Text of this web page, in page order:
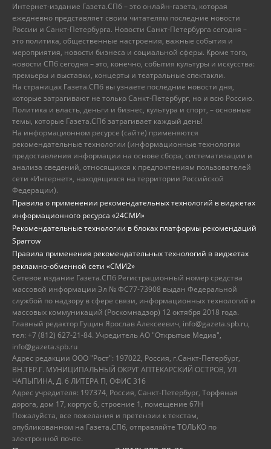
Интернет-издание Газета.СПб – это онлайн-газета, которая
ежедневно представляет своим читателям последние новости
России и Санкт-Петербурга. Новости Санкт-Петербурга сегодня –
это политика, общественные настроения, важные события и
мероприятия, новости бизнеса и социальной сферы. Кроме того,
новости СПб сегодня – это, конечно, события культуры и искусства:
премьеры и выставки, концерты и театральные спектакли.
На страницах Газета.СПб вы узнаете последние новости дня,
которые затрагивают не только Санкт-Петербург, но и всю Россию.
Политика и власть, деньги и бизнес, культура и спорт, – основные
темы, которые Газета.СПб затрагивает каждый день!
На информационном ресурсе (сайте) применяются
рекомендательные технологии (информационные технологии
предоставления информации на основе сбора, систематизации и
анализа сведений, относящихся к предпочтениям пользователей
сети «Интернет», находящихся на территории Российской
Федерации).
Правила о применении рекомендательных технологий в виджетах
информационного ресурса «24СМИ»
Рекомендательные технологии в блоках платформы рекомендаций
Sparrow
Правила применения рекомендательных технологий в виджетах
рекламно-обменной сети «СМИ2»
Сетевое издание Газета.СПб Регистрационный номер средства
массовой информации Эл № ФС77-73908 выдан Федеральной
службой по надзору в сфере связи, информационных технологий и
массовых коммуникаций (Роскомнадзор) 12 октября 2018 года.
Главный редактор Гущин Ярослав Алексеевич, info@gazeta.spb.ru,
тел: +7 (812) 627-21-84. Учредитель АО "Открытые Медиа",
info@gazeta.spb.ru
Адрес редакции ООО "Рост": 197022, Россия, г.Санкт-Петербург,
ВН.ТЕР.Г. МУНИЦИПАЛЬНЫЙ ОКРУГ АПТЕКАРСКИЙ ОСТРОВ, УЛ
ЧАПЫГИНА, Д. 6 ЛИТЕРА П, ОФИС 316
Адрес учредителя: 197374, Россия, Санкт-Петербург, Торфяная
дорога, дом 17, корпус 6, строение 1, помещение 67Н
Пожалуйста, все пожелания и претензии к текстам,
опубликованном на Газета.СПб, отправляйте ТОЛЬКО по
электронной почте.